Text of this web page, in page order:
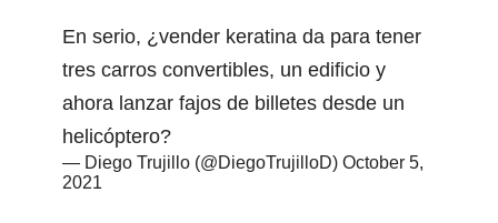
En serio, ¿vender keratina da para tener
tres carros convertibles, un edificio y
ahora lanzar fajos de billetes desde un
helicóptero?
— Diego Trujillo (@DiegoTrujilloD) October 5,
2021